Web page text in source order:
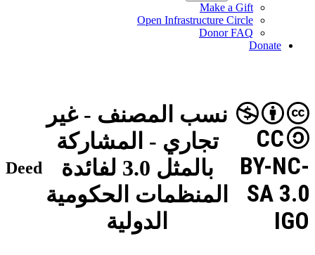
Make a Gift
Open Infrastructure Circle
Donor FAQ
Donate
نسب المصنف - غير
تجاري - المشاركة
بالمثل 3.0 لفائدة
المنظمات الحكومية
الدولية
CC
BY-NC-
SA 3.0
IGO
Deed